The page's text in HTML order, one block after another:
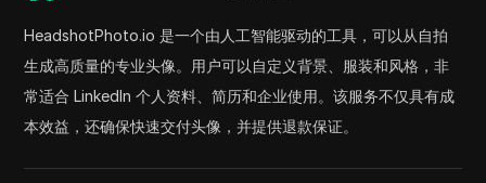
HeadshotPhoto.io 是一个由人工智能驱动的工具，可以从自拍
生成高质量的专业头像。用户可以自定义背景、服装和风格，非
常适合 LinkedIn 个人资料、简历和企业使用。该服务不仅具有成
本效益，还确保快速交付头像，并提供退款保证。